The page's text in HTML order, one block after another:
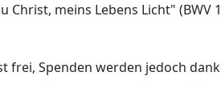
Christ, meins Lebens Licht"
frei, Spenden werden jedoch